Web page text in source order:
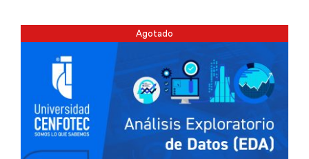
Agotado